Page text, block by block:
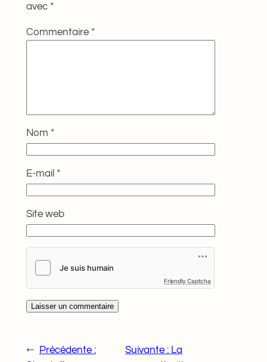
avec *
Commentaire *
Nom *
E-mail *
Site web
Friendly Captcha
←
Précédente :
Suivante : La